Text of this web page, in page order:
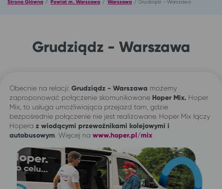
Strona Główna Powiat m. Warszawa Warszawa Grudziądz - Warszawa
Grudziądz - Warszawa
Obecnie na relacji: Grudziądz - Warszawa możemy
zaproponować połączenie skomunikowane Hoper Mix. Hoper
Mix, to usługa umożliwiająca przejazd tam, gdzie
bezpośrednie połączenie nie jest realizowane. Hoper Mix łączy
Hopera z wiodącymi przewoźnikami kolejowymi i
autobusowym . Więcej na www.hoper.pl/mix